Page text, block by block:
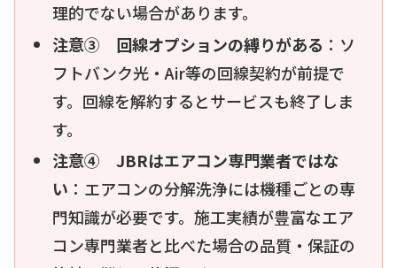
理的でない場合があります。
注意③ 回線オプションの縛りがある ：ソ
フトバンク光・Air等の回線契約が前提で
す。回線を解約するとサービスも終了しま
す。
注意④ JBRはエアコン専門業者ではな
い ：エアコンの分解洗浄には機種ごとの専
門知識が必要です。施工実績が豊富なエア
コン専門業者と比べた場合の品質・保証の